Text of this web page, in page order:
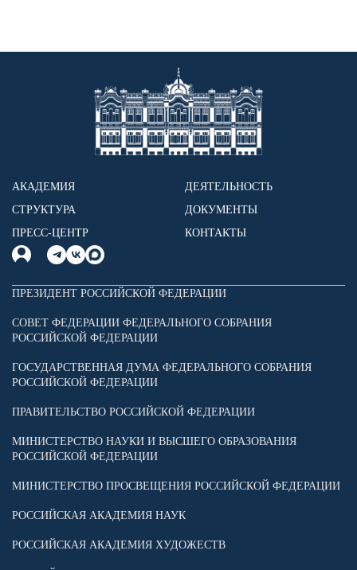
АКАДЕМИЯ
ДЕЯТЕЛЬНОСТЬ
СТРУКТУРА
ДОКУМЕНТЫ
ПРЕСС-ЦЕНТР
КОНТАКТЫ
ПРЕЗИДЕНТ РОССИЙСКОЙ ФЕДЕРАЦИИ
СОВЕТ ФЕДЕРАЦИИ ФЕДЕРАЛЬНОГО СОБРАНИЯ
РОССИЙСКОЙ ФЕДЕРАЦИИ
ГОСУДАРСТВЕННАЯ ДУМА ФЕДЕРАЛЬНОГО СОБРАНИЯ
РОССИЙСКОЙ ФЕДЕРАЦИИ
ПРАВИТЕЛЬСТВО РОССИЙСКОЙ ФЕДЕРАЦИИ
МИНИСТЕРСТВО НАУКИ И ВЫСШЕГО ОБРАЗОВАНИЯ
РОССИЙСКОЙ ФЕДЕРАЦИИ
МИНИСТЕРСТВО ПРОСВЕЩЕНИЯ РОССИЙСКОЙ ФЕДЕРАЦИИ
РОССИЙСКАЯ АКАДЕМИЯ НАУК
РОССИЙСКАЯ АКАДЕМИЯ ХУДОЖЕСТВ